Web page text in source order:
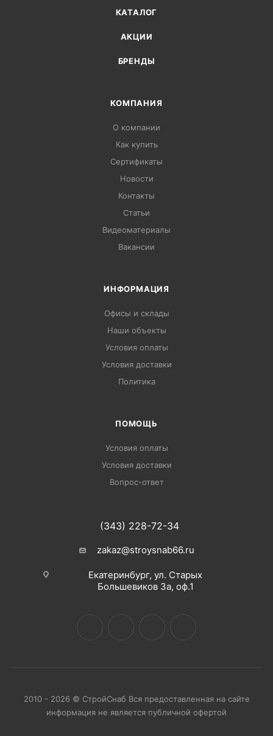
КАТАЛОГ
АКЦИИ
БРЕНДЫ
КОМПАНИЯ
О компании
Как купить
Сертификаты
Новости
Контакты
Статьи
Видеоматериалы
Вакансии
ИНФОРМАЦИЯ
Офисы и склады
Наши объекты
Условия оплаты
Условия доставки
Политика
ПОМОЩЬ
Условия оплаты
Условия доставки
Вопрос-ответ
(343) 228-72-34
zakaz@stroysnab66.ru
Екатеринбург, ул. Старых
Большевиков 3а, оф.1
2010 - 2026 © СтройСнаб Вся предоставленная на сайте
информация не является публичной офертой